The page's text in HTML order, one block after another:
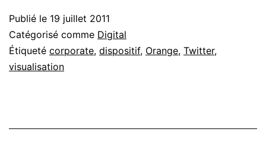
Publié le 19 juillet 2011
Catégorisé comme Digital
Étiqueté corporate, dispositif, Orange, Twitter,
visualisation